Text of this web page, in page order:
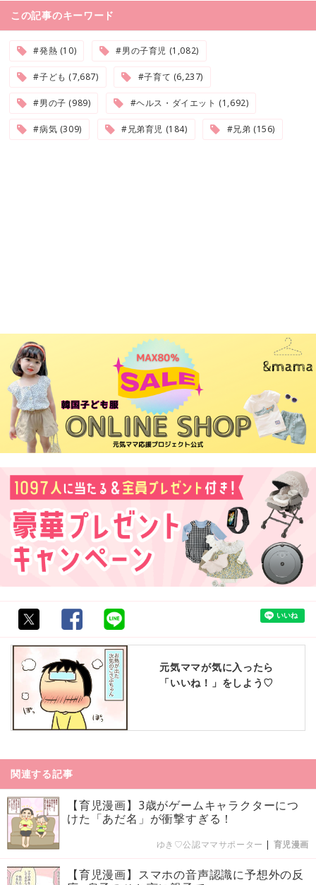
この記事のキーワード
#発熱 (10) #男の子育児 (1,082)
#子ども (7,687) #子育て (6,237)
#男の子 (989) #ヘルス・ダイエット (1,692)
#病気 (309) #兄弟育児 (184) #兄弟 (156)
元気ママが気に入ったら
「いいね！」をしよう♡
関連する記事
【育児漫画】3歳がゲームキャラクターにつ
けた「あだ名」が衝撃すぎる！
ゆき♡公認ママサポーター | 育児漫画
【育児漫画】スマホの音声認識に予想外の反